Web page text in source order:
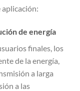
aplicación:
de energía
finales, los
de la energía,
a larga
a las